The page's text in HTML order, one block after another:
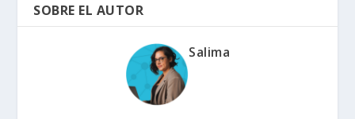
SOBRE EL AUTOR
Salima